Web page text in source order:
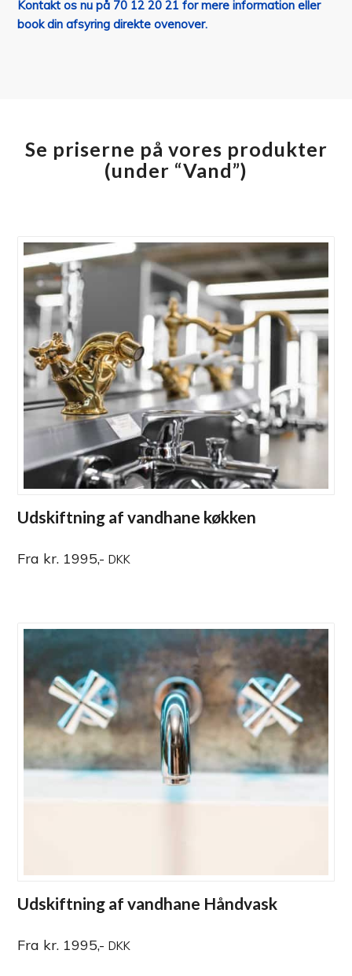
Kontakt os nu på 70 12 20 21 for mere information eller
book din afsyring direkte ovenover.
Se priserne på vores produkter
(under “Vand”)
Udskiftning af vandhane køkken
Fra kr. 1995,-DKK
Udskiftning af vandhane Håndvask
Fra kr. 1995,-DKK